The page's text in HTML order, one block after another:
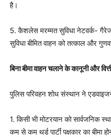
है।
5. कैशलेस मरम्मत सुविधा नेटवर्क-
सुविधा बीमित वाहन को तत्काल और
बिना बीमा वाहन चलाने के कानूनी और
पुलिस परिवहन शोध संस्थान ने
1. किसी भी मोटरयान को सार्वजनिक
कम से कम थर्ड पार्टी पक्षकार का बीमा